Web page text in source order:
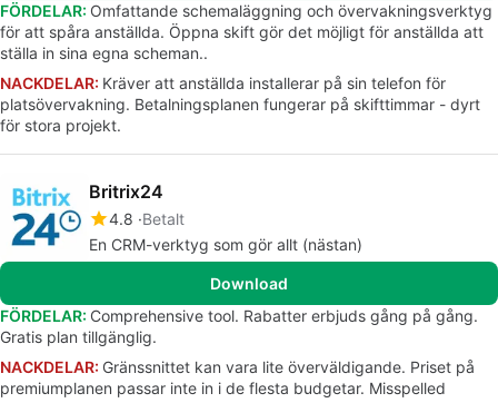
FÖRDELAR: Omfattande schemaläggning och övervakningsverktyg
för att spåra anställda. Öppna skift gör det möjligt för anställda att
ställa in sina egna scheman..
NACKDELAR: Kräver att anställda installerar på sin telefon för
platsövervakning. Betalningsplanen fungerar på skifttimmar - dyrt
för stora projekt.
Britrix24
4.8 Betalt
En CRM-verktyg som gör allt (nästan)
Download
FÖRDELAR: Comprehensive tool. Rabatter erbjuds gång på gång.
Gratis plan tillgänglig.
NACKDELAR: Gränssnittet kan vara lite överväldigande. Priset på
premiumplanen passar inte in i de flesta budgetar. Misspelled